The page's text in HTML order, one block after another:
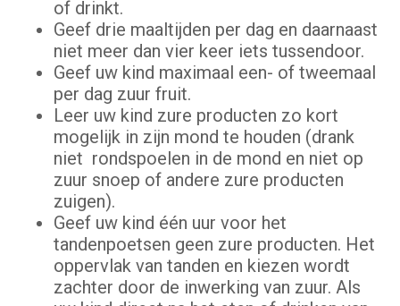
of drinkt.
Geef drie maaltijden per dag en daarnaast
niet meer dan vier keer iets tussendoor.
Geef uw kind maximaal een- of tweemaal
per dag zuur fruit.
Leer uw kind zure producten zo kort
mogelijk in zijn mond te houden (drank
niet rondspoelen in de mond en niet op
zuur snoep of andere zure producten
zuigen).
Geef uw kind één uur voor het
tandenpoetsen geen zure producten. Het
oppervlak van tanden en kiezen wordt
zachter door de inwerking van zuur. Als